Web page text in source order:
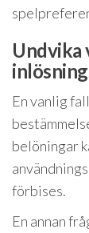
Undvika
En vanlig
belöningar
förbises.
En annan